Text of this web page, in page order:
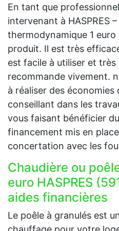
En tant que
intervenant à HASPRES
thermodynamique 1
produit. Il est très
est facile à utiliser et très
recommande vivement.
à réaliser des économies
conseillant dans les
vous faisant bénéficier
financement mis en
concertation avec les
Chaudière ou
euro HASPRES
aides financières
Le poêle à granulés est